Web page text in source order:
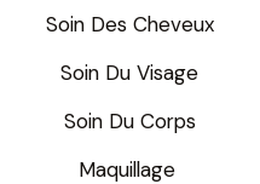
Soin Des Cheveux
Soin Du Visage
Soin Du Corps
Maquillage